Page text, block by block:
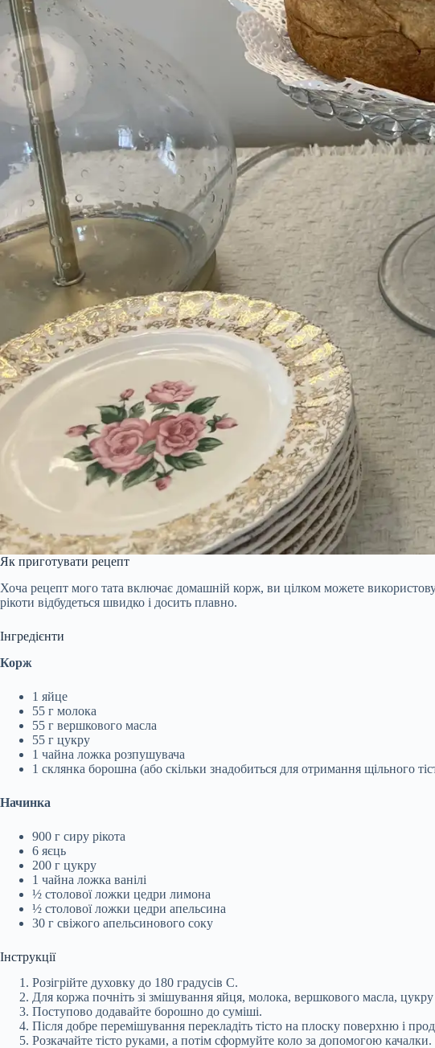
Як приготувати рецепт
Хоча рецепт мого тата включає домашній корж, ви цілком можете
рікоти відбудеться швидко і досить плавно.
Інгредієнти
Корж
1 яйце
55 г молока
55 г вершкового масла
55 г цукру
1 чайна ложка розпушувача
1 склянка борошна (або скільки знадобиться для отримання щільного
Начинка
900 г сиру рікота
6 яєць
200 г цукру
1 чайна ложка ванілі
½ столової ложки цедри лимона
½ столової ложки цедри апельсина
30 г свіжого апельсинового соку
Інструкції
Розігрійте духовку до 180 градусів C.
Для коржа почніть зі змішування яйця, молока, вершкового масла,
Поступово додавайте борошно до суміші.
Після добре перемішування перекладіть тісто на плоску поверхню і
Розкачайте тісто руками, а потім сформуйте коло за допомогою